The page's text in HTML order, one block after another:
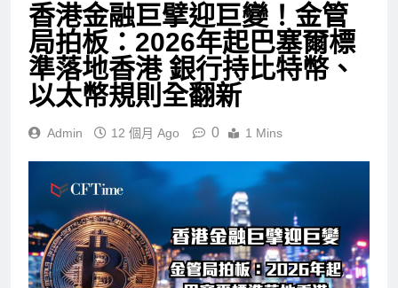
香港金融巨擘迎巨變！金管
局拍板：2026年起巴塞爾標
準落地香港 銀行持比特幣、
以太幣規則全翻新
Admin 12 個月 Ago 0 1 Mins